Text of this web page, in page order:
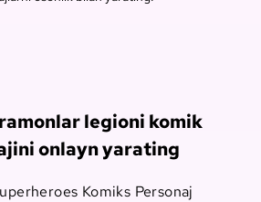
legioni komik
onlayn yarating
Komiks Personaj